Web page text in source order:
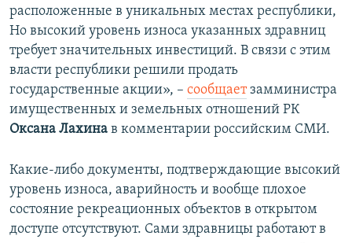
расположенные в уникальных местах республики,
Но высокий уровень износа указанных здравниц
требует значительных инвестиций. В связи с этим
власти республики решили продать
государственные акции», – сообщаетзамминистра
имущественных и земельных отношений РК
Оксана Лахина в комментарии российским СМИ.
Какие-либо документы, подтверждающие высокий
уровень износа, аварийность и вообще плохое
состояние рекреационных объектов в открытом
доступе отсутствуют. Сами здравницы работают в